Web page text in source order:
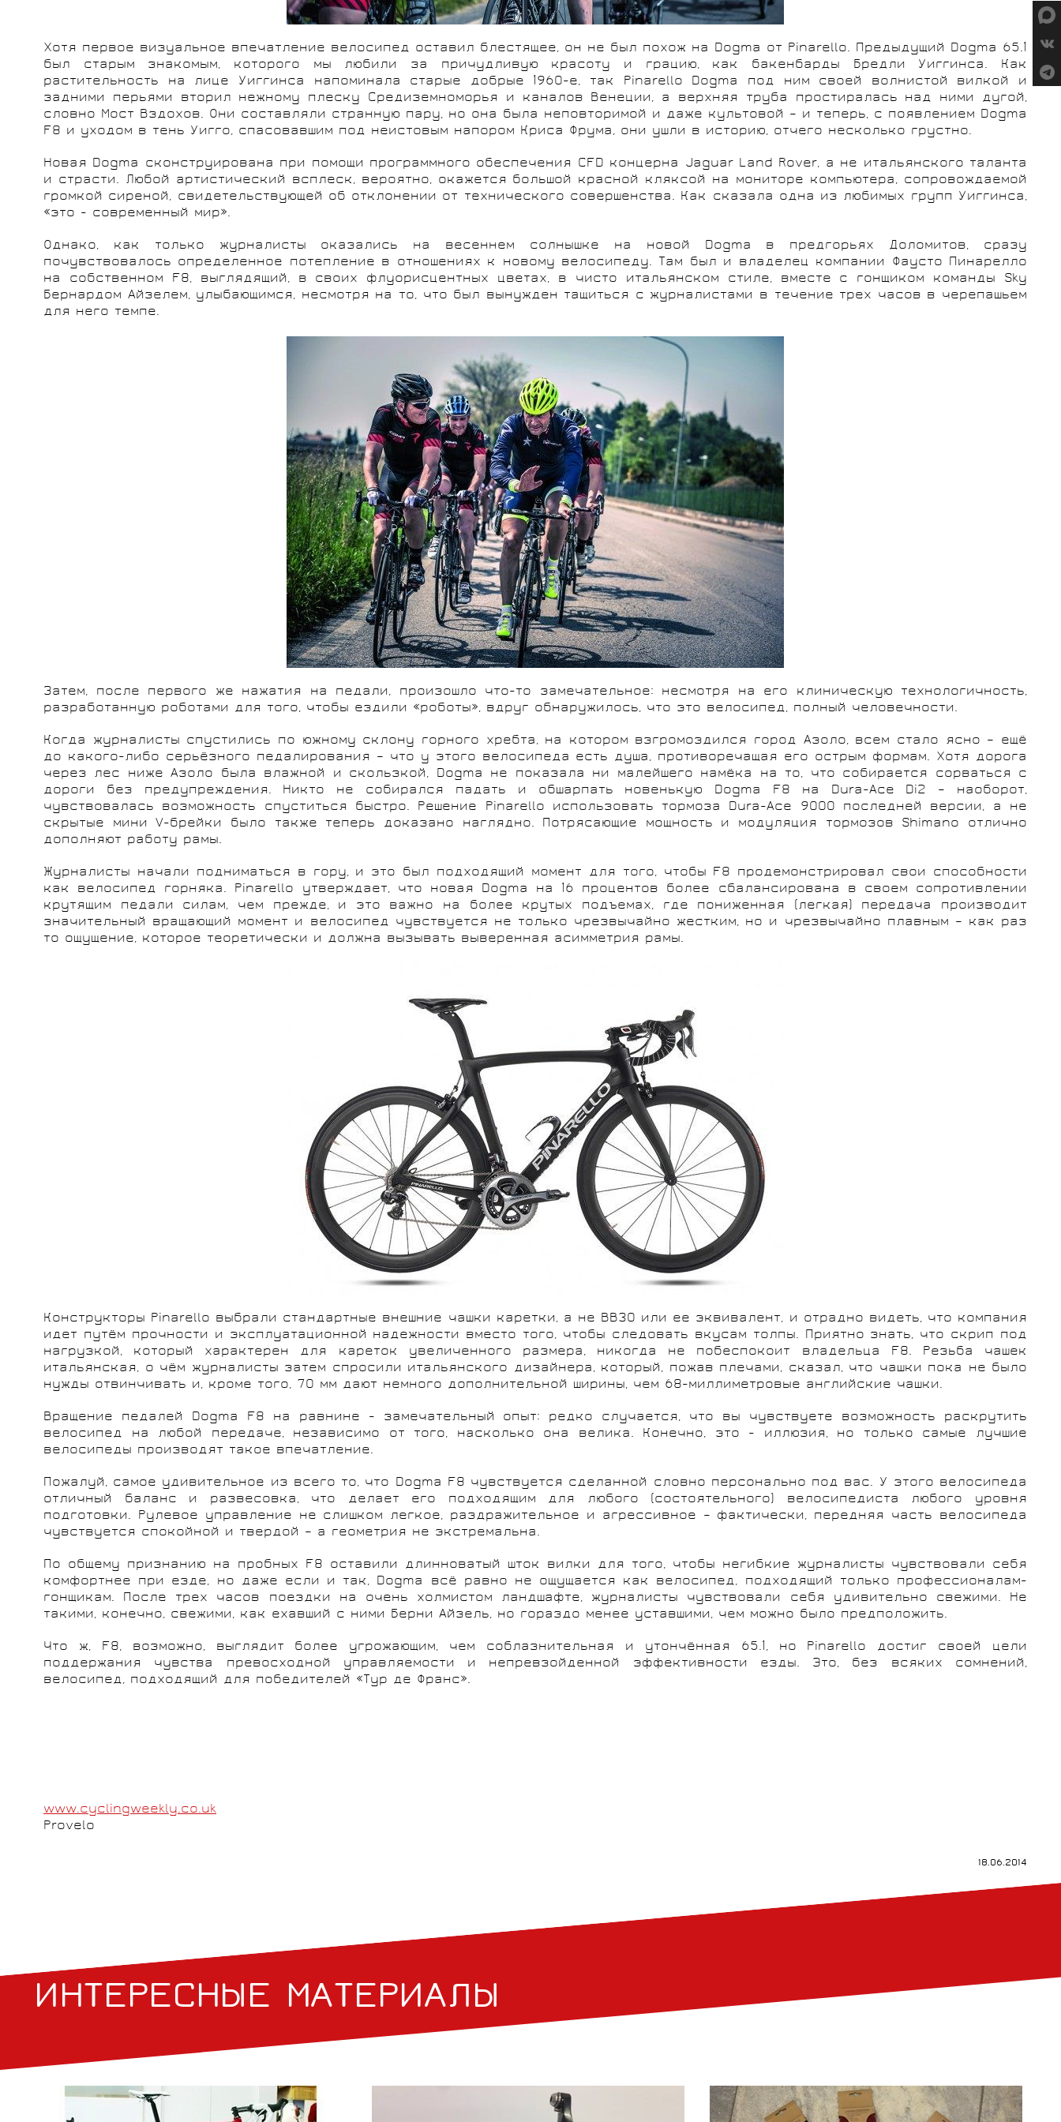
Хотя первое визуальное впечатление велосипед оставил блестящее, он не был похож на Dogma от Pinarello. Предыдущий Dogma 65.1
был старым знакомым, которого мы любили за причудливую красоту и грацию, как бакенбарды Бредли Уиггинса. Как
растительность на лице Уиггинса напоминала старые добрые 1960-е, так Pinarello Dogma под ним своей волнистой вилкой и
задними перьями вторил нежному плеску Средиземноморья и каналов Венеции, а верхняя труба простиралась над ними дугой,
словно Мост Вздохов. Они составляли странную пару, но она была неповторимой и даже культовой – и теперь, с появлением Dogma
F8 и уходом в тень Уигго, спасовавшим под неистовым напором Криса Фрума, они ушли в историю, отчего несколько грустно.
Новая Dogma сконструирована при помощи программного обеспечения CFD концерна Jaguar Land Rover, а не итальянского таланта
и страсти. Любой артистический всплеск, вероятно, окажется большой красной кляксой на мониторе компьютера, сопровождаемой
громкой сиреной, свидетельствующей об отклонении от технического совершенства. Как сказала одна из любимых групп Уиггинса,
«это - современный мир».
Однако, как только журналисты оказались на весеннем солнышке на новой Dogma в предгорьях Доломитов, сразу
почувствовалось определенное потепление в отношениях к новому велосипеду. Там был и владелец компании Фаусто Пинарелло
на собственном F8, выглядящий, в своих флуорисцентных цветах, в чисто итальянском стиле, вместе с гонщиком команды Sky
Бернардом Айзелем, улыбающимся, несмотря на то, что был вынужден тащиться с журналистами в течение трех часов в черепашьем
для него темпе.
Затем, после первого же нажатия на педали, произошло что-то замечательное: несмотря на его клиническую технологичность,
разработанную роботами для того, чтобы ездили «роботы», вдруг обнаружилось, что это велосипед, полный человечности.
Когда журналисты спустились по южному склону горного хребта, на котором взгромоздился город Азоло, всем стало ясно – ещё
до какого-либо серьёзного педалирования – что у этого велосипеда есть душа, противоречащая его острым формам. Хотя дорога
через лес ниже Азоло была влажной и скользкой, Dogma не показала ни малейшего намёка на то, что собирается сорваться с
дороги без предупреждения. Никто не собирался падать и обшарпать новенькую Dogma F8 на Dura-Ace Di2 – наоборот,
чувствовалась возможность спуститься быстро. Решение Pinarello использовать тормоза Dura-Ace 9000 последней версии, а не
скрытые мини V-брейки было также теперь доказано наглядно. Потрясающие мощность и модуляция тормозов Shimano отлично
дополняют работу рамы.
Журналисты начали подниматься в гору, и это был подходящий момент для того, чтобы F8 продемонстрировал свои способности
как велосипед горняка. Pinarello утверждает, что новая Dogma на 16 процентов более сбалансирована в своем сопротивлении
крутящим педали силам, чем прежде, и это важно на более крутых подъемах, где пониженная (легкая) передача производит
значительный вращающий момент и велосипед чувствуется не только чрезвычайно жестким, но и чрезвычайно плавным – как раз
то ощущение, которое теоретически и должна вызывать выверенная асимметрия рамы.
Конструкторы Pinarello выбрали стандартные внешние чашки каретки, а не BB30 или ее эквивалент, и отрадно видеть, что компания
идет путём прочности и эксплуатационной надежности вместо того, чтобы следовать вкусам толпы. Приятно знать, что скрип под
нагрузкой, который характерен для кареток увеличенного размера, никогда не побеспокоит владельца F8. Резьба чашек
итальянская, о чём журналисты затем спросили итальянского дизайнера, который, пожав плечами, сказал, что чашки пока не было
нужды отвинчивать и, кроме того, 70 мм дают немного дополнительной ширины, чем 68-миллиметровые английские чашки.
Вращение педалей Dogma F8 на равнине - замечательный опыт: редко случается, что вы чувствуете возможность раскрутить
велосипед на любой передаче, независимо от того, насколько она велика. Конечно, это - иллюзия, но только самые лучшие
велосипеды производят такое впечатление.
Пожалуй, самое удивительное из всего то, что Dogma F8 чувствуется сделанной словно персонально под вас. У этого велосипеда
отличный баланс и развесовка, что делает его подходящим для любого (состоятельного) велосипедиста любого уровня
подготовки. Рулевое управление не слишком легкое, раздражительное и агрессивное – фактически, передняя часть велосипеда
чувствуется спокойной и твердой – а геометрия не экстремальна.
По общему признанию на пробных F8 оставили длинноватый шток вилки для того, чтобы негибкие журналисты чувствовали себя
комфортнее при езде, но даже если и так, Dogma всё равно не ощущается как велосипед, подходящий только профессионалам-
гонщикам. После трех часов поездки на очень холмистом ландшафте, журналисты чувствовали себя удивительно свежими. Не
такими, конечно, свежими, как ехавший с ними Берни Айзель, но гораздо менее уставшими, чем можно было предположить.
Что ж, F8, возможно, выглядит более угрожающим, чем соблазнительная и утончённая 65.1, но Pinarello достиг своей цели
поддержания чувства превосходной управляемости и непревзойденной эффективности езды. Это, без всяких сомнений,
велосипед, подходящий для победителей «Тур де Франс».
www.cyclingweekly.co.uk
Provelo
18.06.2014
ИНТЕРЕСНЫЕ МАТЕРИАЛЫ